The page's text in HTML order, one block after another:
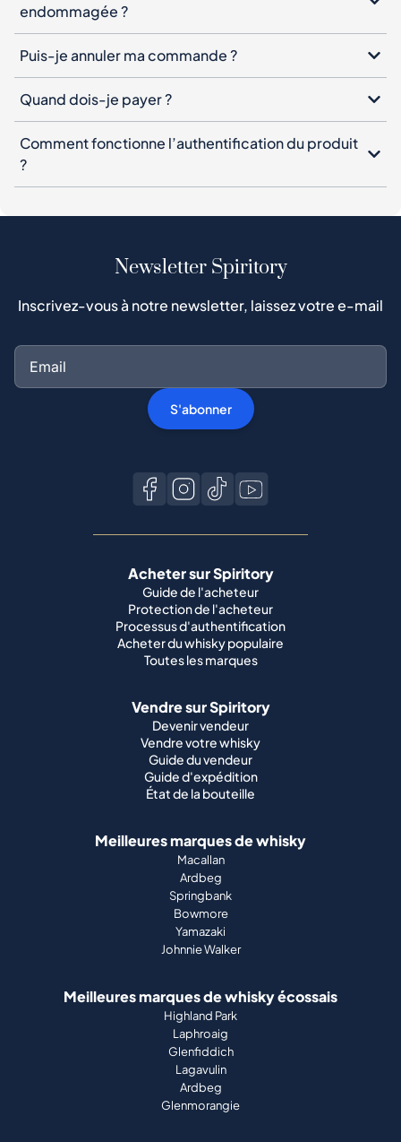
endommagée ?
Puis-je annuler ma commande ?
Quand dois-je payer ?
Comment fonctionne l’authentification du produit
?
Newsletter Spiritory
Inscrivez-vous à notre newsletter, laissez votre e-mail
S'abonner
Acheter sur Spiritory
Guide de l'acheteur
Protection de l'acheteur
Processus d'authentification
Acheter du whisky populaire
Toutes les marques
Vendre sur Spiritory
Devenir vendeur
Vendre votre whisky
Guide du vendeur
Guide d'expédition
État de la bouteille
Meilleures marques de whisky
Macallan
Ardbeg
Springbank
Bowmore
Yamazaki
Johnnie Walker
Meilleures marques de whisky écossais
Highland Park
Laphroaig
Glenfiddich
Lagavulin
Ardbeg
Glenmorangie